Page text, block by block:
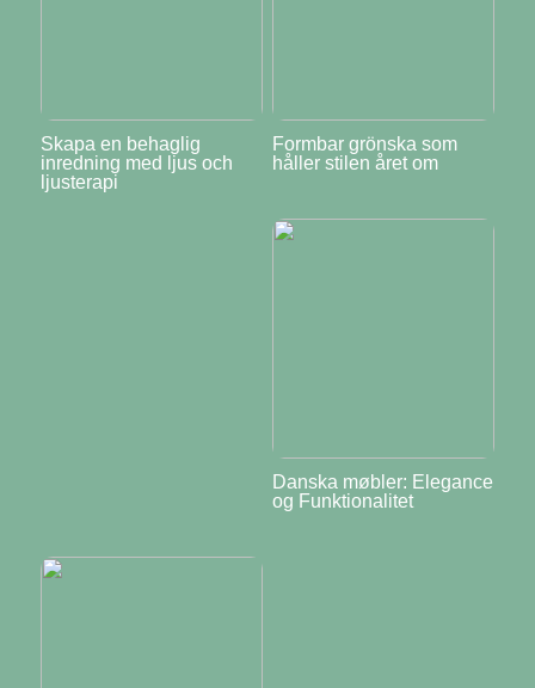
Skapa en behaglig
inredning med ljus och
ljusterapi
Formbar grönska som
håller stilen året om
Danska møbler: Elegance
og Funktionalitet